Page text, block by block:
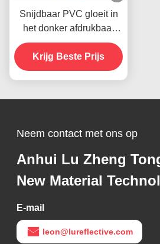
Snijdbaar PVC gloeit in
het donker afdrukbaar
vinyl tape zelfklevend
Krijg Beste Prijs
Neem contact met ons op
Anhui Lu Zheng
New Material
E-mail
leon@lureflective.com